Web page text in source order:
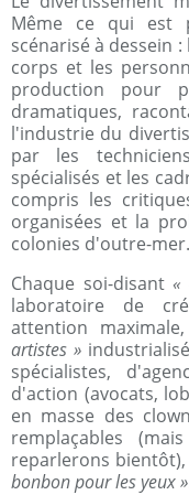
Même ce qui est
scénarisé à dessein
corps et les
production pour
dramatiques,
l'industrie du
par les
spécialisés et les
compris les
organisées et la
colonies d'outre-mer.
Chaque soi-disant «
laboratoire de
attention
artistes »
spécialistes,
d'action (avocats,
en masse des
remplaçables
reparlerons
bonbon pour les yeux »